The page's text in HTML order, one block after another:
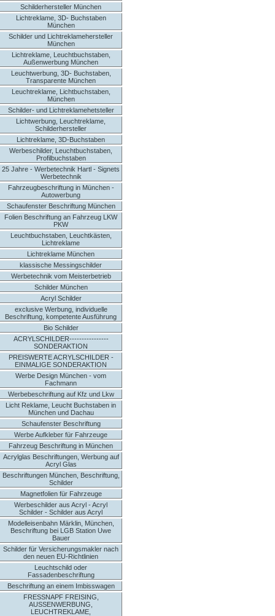
Schilderhersteller München
Lichtreklame, 3D- Buchstaben
München
Schilder und Lichtreklamehersteller
München
Lichtreklame, Leuchtbuchstaben,
Außenwerbung München
Leuchtwerbung, 3D- Buchstaben,
Transparente München
Leuchtreklame, Lichtbuchstaben,
München
Schilder- und Lichtreklamehetsteller
Lichtwerbung, Leuchtreklame,
Schilderhersteller
Lichtreklame, 3D-Buchstaben
Werbeschilder, Leuchtbuchstaben,
Profilbuchstaben
25 Jahre - Werbetechnik Hartl - Signets
Werbetechnik
Fahrzeugbeschriftung in München -
Autowerbung
Schaufenster Beschriftung München
Folien Beschriftung an Fahrzeug LKW
PKW
Leuchtbuchstaben, Leuchtkästen,
Lichtreklame
Lichtreklame München
klassische Messingschilder
Werbetechnik vom Meisterbetrieb
Schilder München
Acryl Schilder
exclusive Werbung, individuelle
Beschriftung, kompetente Ausführung
Bio Schilder
ACRYLSCHILDER----------------
SONDERAKTION
PREISWERTE ACRYLSCHILDER -
EINMALIGE SONDERAKTION
Werbe Design München - vom
Fachmann
Werbebeschriftung auf Kfz und Lkw
Licht Reklame, Leucht Buchstaben in
München und Dachau
Schaufenster Beschriftung
Werbe Aufkleber für Fahrzeuge
Fahrzeug Beschriftung in München
Acrylglas Beschriftungen, Werbung auf
Acryl Glas
Beschriftungen München, Beschriftung,
Schilder
Magnetfolien für Fahrzeuge
Werbeschilder aus Acryl - Acryl
Schilder - Schilder aus Acryl
Modelleisenbahn Märklin, München,
Beschriftung bei LGB Station Uwe
Bauer
Schilder für Versicherungsmakler nach
den neuen EU-Richtlinien
Leuchtschild oder
Fassadenbeschriftung
Beschriftung an einem Imbisswagen
FRESSNAPF FREISING,
AUSSENWERBUNG,
LEUCHTREKLAME,